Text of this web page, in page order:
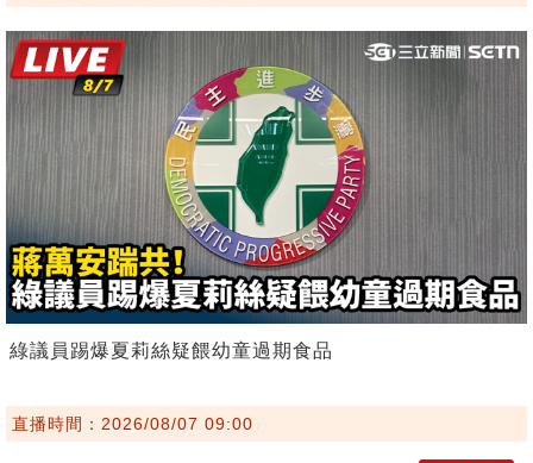
綠議員踢爆夏莉絲疑餵幼童過期食品
直播時間：2026/08/07 09:00